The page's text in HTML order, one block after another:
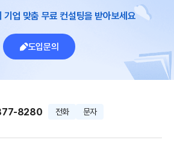
기업 맞춤 무료 컨설팅을 받아보세요
도입문의
8280 전화 문자